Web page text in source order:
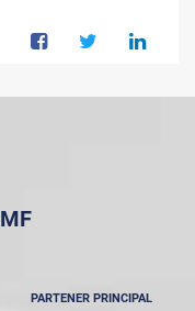
PARTENER PRINCIPAL